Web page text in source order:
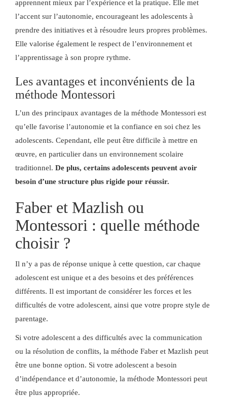
apprennent mieux par l’expérience et la pratique. Elle met
l’accent sur l’autonomie, encourageant les adolescents à
prendre des initiatives et à résoudre leurs propres problèmes.
Elle valorise également le respect de l’environnement et
l’apprentissage à son propre rythme.
Les avantages et inconvénients de la
méthode Montessori
L’un des principaux avantages de la méthode Montessori est
qu’elle favorise l’autonomie et la confiance en soi chez les
adolescents. Cependant, elle peut être difficile à mettre en
œuvre, en particulier dans un environnement scolaire
traditionnel. De plus, certains adolescents peuvent avoir
besoin d’une structure plus rigide pour réussir.
Faber et Mazlish ou
Montessori : quelle méthode
choisir ?
Il n’y a pas de réponse unique à cette question, car chaque
adolescent est unique et a des besoins et des préférences
différents. Il est important de considérer les forces et les
difficultés de votre adolescent, ainsi que votre propre style de
parentage.
Si votre adolescent a des difficultés avec la communication
ou la résolution de conflits, la méthode Faber et Mazlish peut
être une bonne option. Si votre adolescent a besoin
d’indépendance et d’autonomie, la méthode Montessori peut
être plus appropriée.